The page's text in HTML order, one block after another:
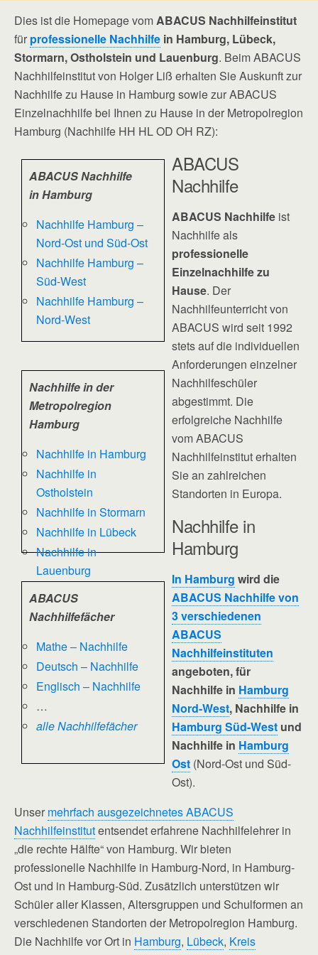
Dies ist die Homepage vomABACUS Nachhilfeinstitut
für professionelle Nachhilfe in Hamburg, Lübeck,
Stormarn, Ostholstein und Lauenburg. Beim ABACUS
Nachhilfeinstitut von Holger Liß erhalten Sie Auskunft zur
Nachhilfe zu Hause in Hamburg sowie zur ABACUS
Einzelnachhilfe bei Ihnen zu Hause in der Metropolregion
Hamburg (Nachhilfe HH HL OD OH RZ):
ABACUS Nachhilfe
in Hamburg
Nachhilfe Hamburg –
Nord-Ost und Süd-Ost
Nachhilfe Hamburg –
Süd-West
Nachhilfe Hamburg –
Nord-West
Nachhilfe in der
Metropolregion
Hamburg
Nachhilfe in Hamburg
Nachhilfe in
Ostholstein
Nachhilfe in Stormarn
Nachhilfe in Lübeck
Nachhilfe in
Lauenburg
ABACUS
Nachhilfefächer
Mathe – Nachhilfe
Deutsch – Nachhilfe
Englisch – Nachhilfe
…
alle Nachhilfefächer
ABACUS
Nachhilfe
ABACUS Nachhilfe ist
Nachhilfe als
professionelle
Einzelnachhilfe zu
Hause. Der
Nachhilfeunterricht von
ABACUS wird seit 1992
stets auf die individuellen
Anforderungen einzelner
Nachhilfeschüler
abgestimmt. Die
erfolgreiche Nachhilfe
vom ABACUS
Nachhilfeinstitut erhalten
Sie an zahlreichen
Standorten in Europa.
Nachhilfe in
Hamburg
In Hamburg wird die
ABACUS Nachhilfe von
3 verschiedenen
ABACUS
Nachhilfeinstituten
angeboten, für
Nachhilfe in Hamburg
Nord-West, Nachhilfe in
Hamburg Süd-West und
Nachhilfe in Hamburg
Ost (Nord-Ost und Süd-
Ost).
Unser mehrfach ausgezeichnetes ABACUS
Nachhilfeinstitutentsendet erfahrene Nachhilfelehrer in
„die rechte Hälfte“ von Hamburg. Wir bieten
professionelle Nachhilfe in Hamburg-Nord, in Hamburg-
Ost und in Hamburg-Süd. Zusätzlich unterstützen wir
Schüler aller Klassen, Altersgruppen und Schulformen an
verschiedenen Standorten der Metropolregion Hamburg.
Die Nachhilfe vor Ort in Hamburg, Lübeck, Kreis